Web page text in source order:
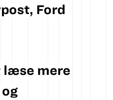
Ford
læse mere